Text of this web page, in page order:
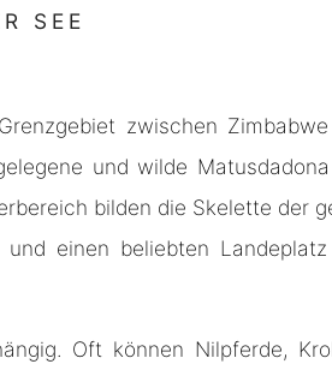
SEE
zwischen
und wilde
bilden die Skelette der
einen beliebten
Oft können Nilpferde,